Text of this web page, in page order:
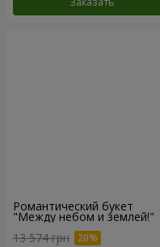
Романтический букет
"Между небом и землей!"
13 574 грн